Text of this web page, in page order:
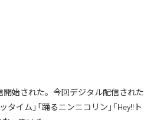
開始された。今回デジタル配信された
タイム」「踊るニンニコリン」「Hey!!ト